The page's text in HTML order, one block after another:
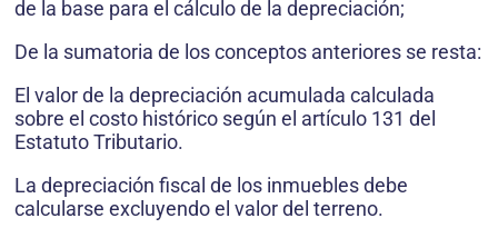
de la base para el cálculo de la depreciación;
De la sumatoria de los conceptos anteriores se resta:
El valor de la depreciación acumulada calculada
sobre el costo histórico según el artículo 131 del
Estatuto Tributario.
La depreciación fiscal de los inmuebles debe
calcularse excluyendo el valor del terreno.